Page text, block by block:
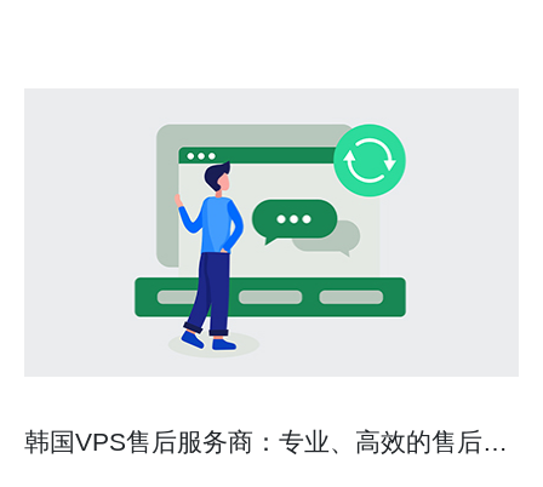
韩国VPS售后服务商：专业、高效的售后服